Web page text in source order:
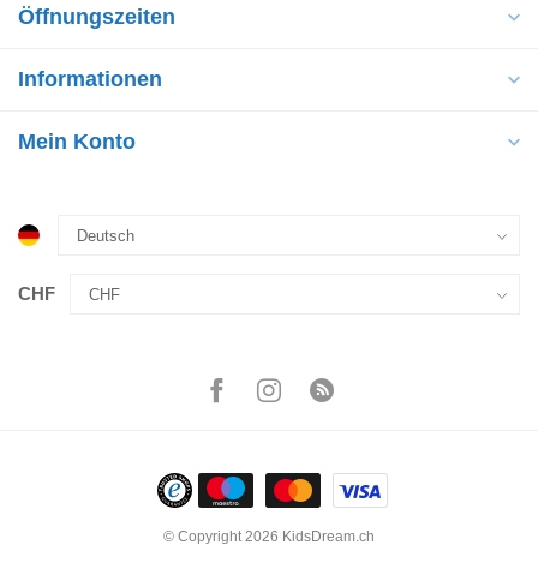
Öffnungszeiten
Informationen
Mein Konto
CHF
© Copyright 2026 KidsDream.ch